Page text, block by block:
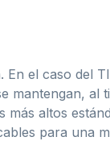
En el caso del
mantengan, al
altos
para una